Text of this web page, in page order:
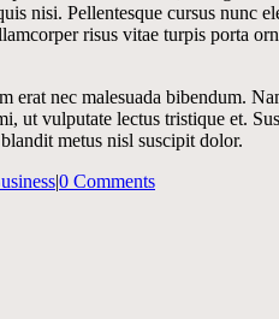
nisi. Pellentesque cursus
risus vitae turpis porta
erat nec malesuada bibendum.
ut vulputate lectus tristique et.
metus nisl suscipit dolor.
|0 Comments